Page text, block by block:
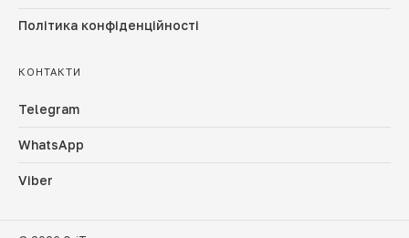
Політика конфіденційності
КОНТАКТИ
Telegram
WhatsApp
Viber